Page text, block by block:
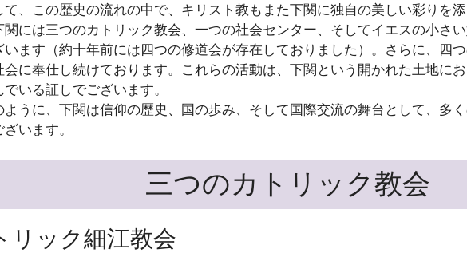
、この歴史の流れの中で、キリスト教もまた下関に独自の美しい彩りを
関には三つのカトリック教会、一つの社会センター、そしてイエスの小さ
います（約十年前には四つの修道会が存在しておりました）。さらに、四つ
会に奉仕し続けております。これらの活動は、下関という開かれた土地に
でいる証しでございます。
うに、下関は信仰の歴史、国の歩み、そして国際交流の舞台として、多
います。
三つのカトリック教会
リック細江教会